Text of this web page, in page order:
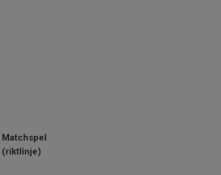
Matchspel
(riktlinje)